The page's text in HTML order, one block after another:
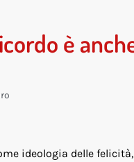
è
ideologia delle